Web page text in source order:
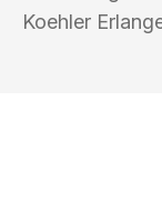
Koehler